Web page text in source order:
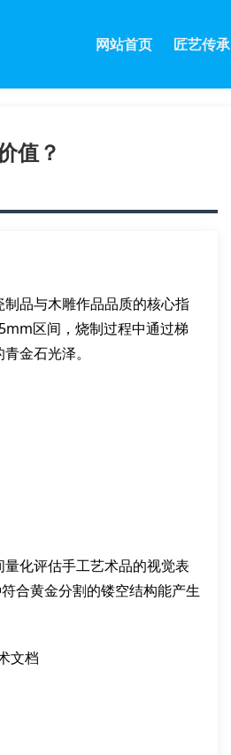
网站首页 匠艺传承
值？
品与木雕作品品质的核心指
区间，烧制过程中通过梯
金石光泽。
化评估手工艺术品的视觉表
合黄金分割的镂空结构能产生
文档